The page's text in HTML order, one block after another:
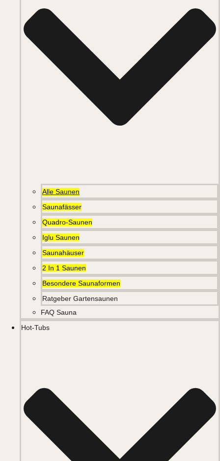
Alle Saunen
Saunafässer
Quadro-Saunen
Iglu Saunen
Saunahäuser
2 In 1 Saunen
Besondere Saunaformen
Ratgeber Gartensaunen
FAQ Sauna
Hot-Tubs